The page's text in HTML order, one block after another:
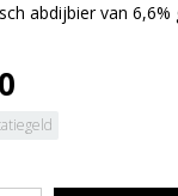
abdijbier van